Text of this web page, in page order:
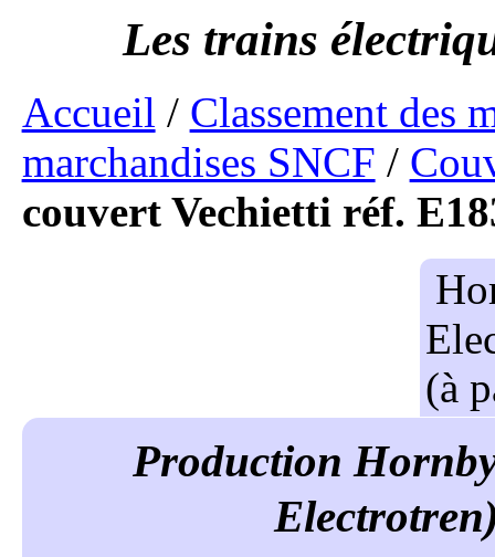
Accueil / Classement des
marchandises SNCF /
couvert Vechietti réf.